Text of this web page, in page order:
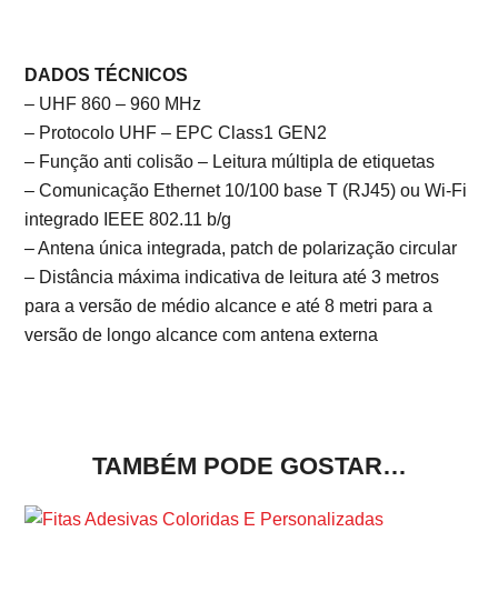
DADOS TÉCNICOS
– UHF 860 – 960 MHz
– Protocolo UHF – EPC Class1 GEN2
– Função anti colisão – Leitura múltipla de etiquetas
– Comunicação Ethernet 10/100 base T (RJ45) ou Wi-Fi
integrado IEEE 802.11 b/g
– Antena única integrada, patch de polarização circular
– Distância máxima indicativa de leitura até 3 metros
para a versão de médio alcance e até 8 metri para a
versão de longo alcance com antena externa
TAMBÉM PODE GOSTAR…